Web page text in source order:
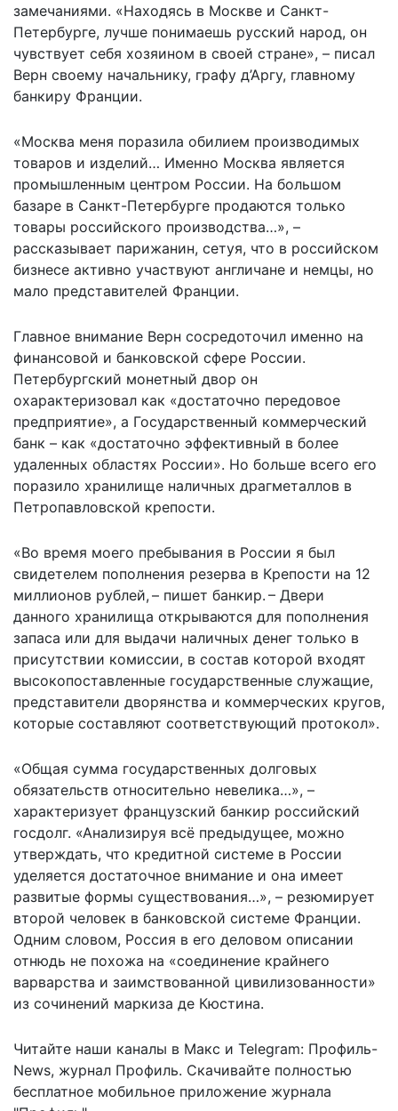
замечаниями. «Находясь в Москве и Санкт-
Петербурге, лучше понимаешь русский народ, он
чувствует себя хозяином в своей стране», – писал
Верн своему начальнику, графу д’Аргу, главному
банкиру Франции.
«Москва меня поразила обилием производимых
товаров и изделий… Именно Москва является
промышленным центром России. На большом
базаре в Санкт-Петербурге продаются только
товары российского производства…», –
рассказывает парижанин, сетуя, что в российском
бизнесе активно участвуют англичане и немцы, но
мало представителей Франции.
Главное внимание Верн сосредоточил именно на
финансовой и банковской сфере России.
Петербургский монетный двор он
охарактеризовал как «достаточно передовое
предприятие», а Государственный коммерческий
банк – как «достаточно эффективный в более
удаленных областях России». Но больше всего его
поразило хранилище наличных драгметаллов в
Петропавловской крепости.
«Во время моего пребывания в России я был
свидетелем пополнения резерва в Крепости на 12
миллионов рублей, – пишет банкир. – Двери
данного хранилища открываются для пополнения
запаса или для выдачи наличных денег только в
присутствии комиссии, в состав которой входят
высокопоставленные государственные служащие,
представители дворянства и коммерческих кругов,
которые составляют соответствующий протокол».
«Общая сумма государственных долговых
обязательств относительно невелика…», –
характеризует французский банкир российский
госдолг. «Анализируя всё предыдущее, можно
утверждать, что кредитной системе в России
уделяется достаточное внимание и она имеет
развитые формы существования…», – резюмирует
второй человек в банковской системе Франции.
Одним словом, Россия в его деловом описании
отнюдь не похожа на «соединение крайнего
варварства и заимствованной цивилизованности»
из сочинений маркиза де Кюстина.
Читайте наши каналы в Макс и Telegram: Профиль-
News, журнал Профиль. Скачивайте полностью
бесплатное мобильное приложение журнала